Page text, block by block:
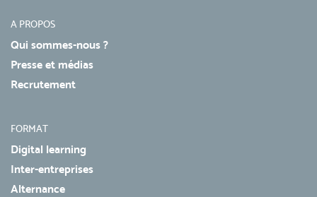
A PROPOS
Qui sommes-nous ?
Presse et médias
Recrutement
FORMAT
Digital learning
Inter-entreprises
Alternance